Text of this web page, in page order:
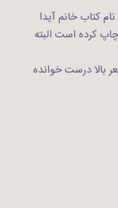
کتاب خانم آیدا
کرده است البته
بالا درست خوانده